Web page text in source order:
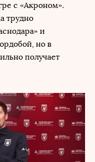
с «Акроном».
трудно
и
но в
получает